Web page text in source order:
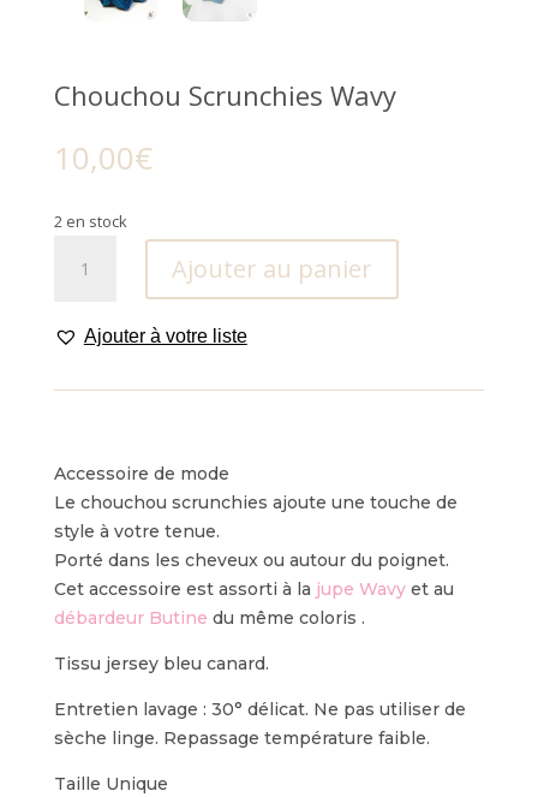
Chouchou Scrunchies Wavy
10,00€
2 en stock
Scrunchies
Ajouter au panier
Ajouter à votre liste
Accessoire de mode
Le chouchou scrunchies ajoute une touche de
style à votre tenue.
Porté dans les cheveux ou autour du poignet.
Cet accessoire est assorti à la jupe Wavyet au
débardeur Butine du même coloris .
Tissu jersey bleu canard.
Entretien lavage : 30° délicat. Ne pas utiliser de
sèche linge. Repassage température faible.
Taille Unique